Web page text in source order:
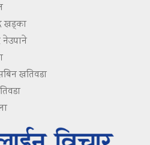
खड्का
नेउपाने
खतिवडा